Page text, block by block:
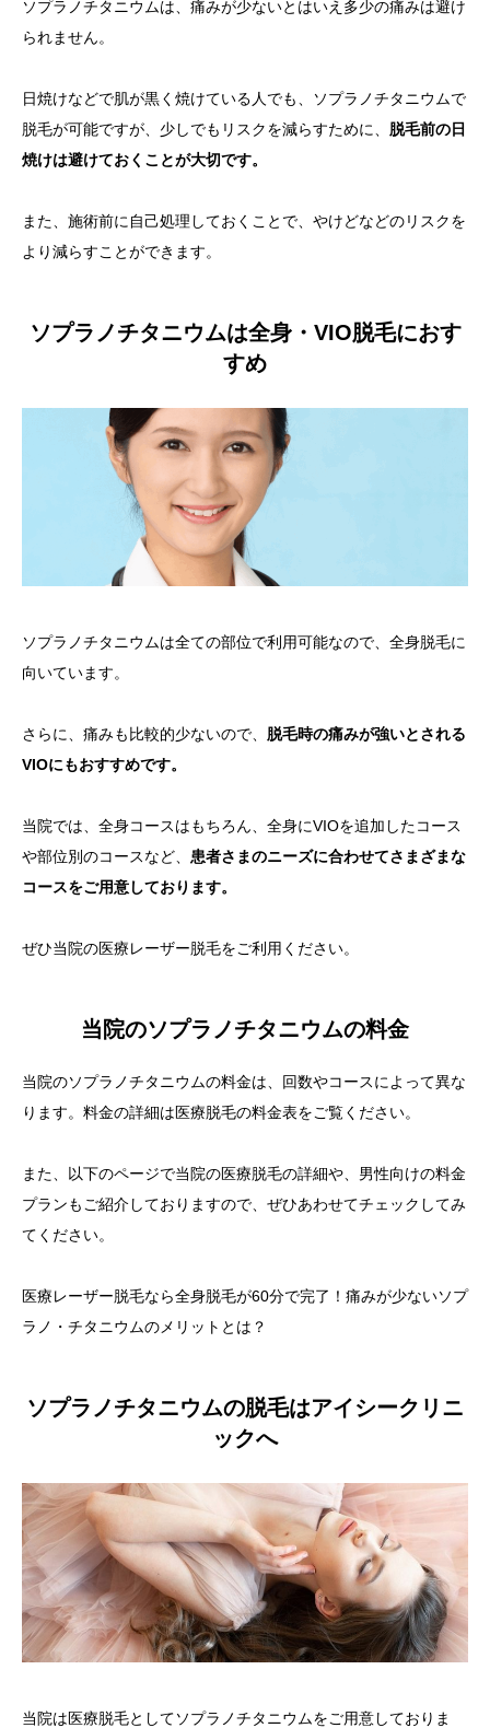
ソプラノチタニウムは、痛みが少ないとはいえ 多少の痛みは避け
られません。
日焼けなどで肌が黒く焼けている人でも、ソプラノチタニウムで
脱毛が可能ですが、少しでもリスクを減らすために、 脱毛前の日
焼けは避けておくことが大切です。
また、施術前に自己処理しておくことで、やけどなどのリスクを
より減らすことができます。
ソプラノチタニウムは全身・VIO脱毛におす
すめ
ソプラノチタニウムは全ての部位で利用可能なので、全身脱毛に
向いています。
さらに、痛みも比較的少ないので、 脱毛時の痛みが強いとされる
VIOにもおすすめです。
当院では、全身コースはもちろん、全身にVIOを追加したコース
や部位別のコースなど、 患者さまのニーズに合わせてさまざまな
コースをご用意しております。
ぜひ当院の医療レーザー脱毛をご利用ください。
当院のソプラノチタニウムの料金
当院のソプラノチタニウムの料金は、回数やコースによって異な
ります。料金の詳細は医療脱毛の料金表をご覧ください。
また、以下のページで当院の医療脱毛の詳細や、男性向けの料金
プランもご紹介しておりますので、ぜひあわせてチェックしてみ
てください。
医療レーザー脱毛なら全身脱毛が60分で完了！痛みが少ないソプ
ラノ・チタニウムのメリットとは？
ソプラノチタニウムの脱毛はアイシークリニ
ックへ
当院は医療脱毛としてソプラノチタニウムをご用意しておりま